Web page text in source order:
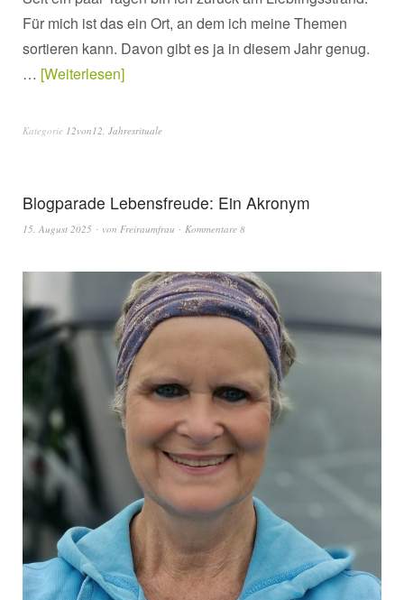
Für mich ist das ein Ort, an dem ich meine Themen
sortieren kann. Davon gibt es ja in diesem Jahr genug.
… Weiterlesen
Kategorie 12von12 Jahresrituale
Blogparade Lebensfreude: Ein Akronym
15. August 2025 von Freiraumfrau Kommentare 8